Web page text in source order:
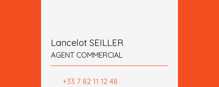
Lancelot SEILLER
AGENT COMMERCIAL
+33 7 82 11 12 48